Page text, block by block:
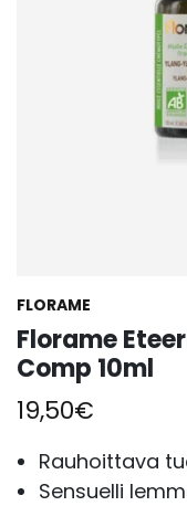
FLORAME
Florame
Comp 10ml
19,50€
Rauhoittava
Sensuelli